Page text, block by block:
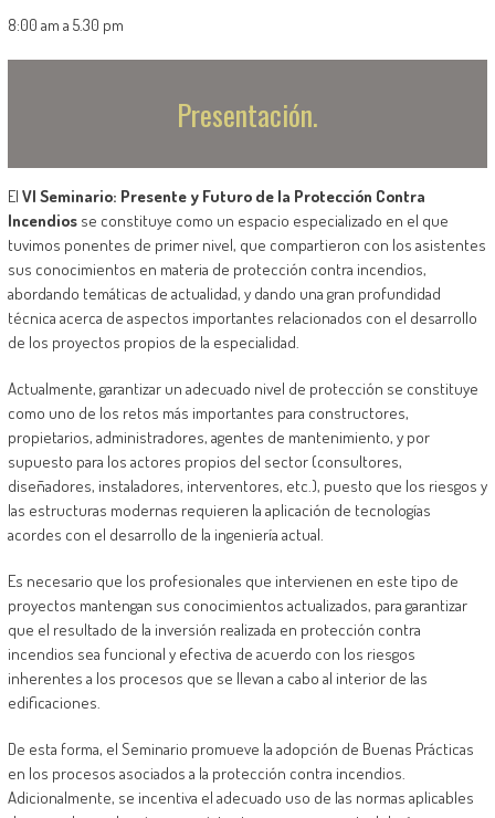
8:00 am a 5.30 pm
Presentación.
El VI Seminario: Presente y Futuro de la Protección Contra
Incendiosse constituye como un espacio especializado en el que
tuvimos ponentes de primer nivel, que compartieron con los asistentes
sus conocimientos en materia de protección contra incendios,
abordando temáticas de actualidad, y dando una gran profundidad
técnica acerca de aspectos importantes relacionados con el desarrollo
de los proyectos propios de la especialidad.
Actualmente, garantizar un adecuado nivel de protección se constituye
como uno de los retos más importantes para constructores,
propietarios, administradores, agentes de mantenimiento, y por
supuesto para los actores propios del sector (consultores,
diseñadores, instaladores, interventores, etc.), puesto que los riesgos y
las estructuras modernas requieren la aplicación de tecnologías
acordes con el desarrollo de la ingeniería actual.
Es necesario que los profesionales que intervienen en este tipo de
proyectos mantengan sus conocimientos actualizados, para garantizar
que el resultado de la inversión realizada en protección contra
incendios sea funcional y efectiva de acuerdo con los riesgos
inherentes a los procesos que se llevan a cabo al interior de las
edificaciones.
De esta forma, el Seminario promueve la adopción de Buenas Prácticas
en los procesos asociados a la protección contra incendios.
Adicionalmente, se incentiva el adecuado uso de las normas aplicables